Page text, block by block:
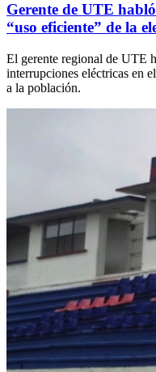
Gerente de UTE
“uso eficiente” de la
El gerente regional de UTE
interrupciones eléctricas en
a la población.